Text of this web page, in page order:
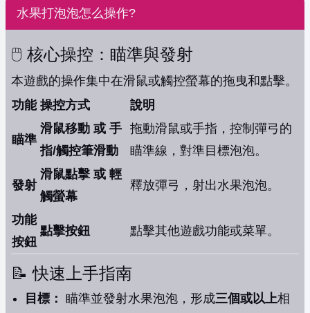
水果打泡泡怎么操作?
🖱️ 核心操控：瞄準與發射
本遊戲的操作集中在滑鼠或觸控螢幕的拖曳和點擊。
功能 操控方式 說明
瞄準
滑鼠移動 或 手
指/觸控筆滑動
拖動滑鼠或手指，控制彈弓的
瞄準線，對準目標泡泡。
發射
滑鼠點擊 或 輕
觸螢幕
釋放彈弓，射出水果泡泡。
功能
按鈕
點擊按鈕 點擊其他遊戲功能或菜單。
📝 快速上手指南
目標： 瞄準並發射水果泡泡，形成三個或以上相